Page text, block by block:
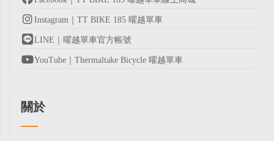
Instagram｜TT BIKE 185 曜越單車
LINE｜曜越單車官方帳號
YouTube｜Thermaltake Bicycle 曜越單車
關於